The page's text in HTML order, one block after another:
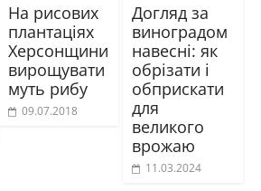
На рисових
плантаціях
Херсонщини
вирощувати
муть рибу
09.07.2018
Догляд за
виноградом
навесні: як
обрізати і
обприскати
для
великого
врожаю
11.03.2024